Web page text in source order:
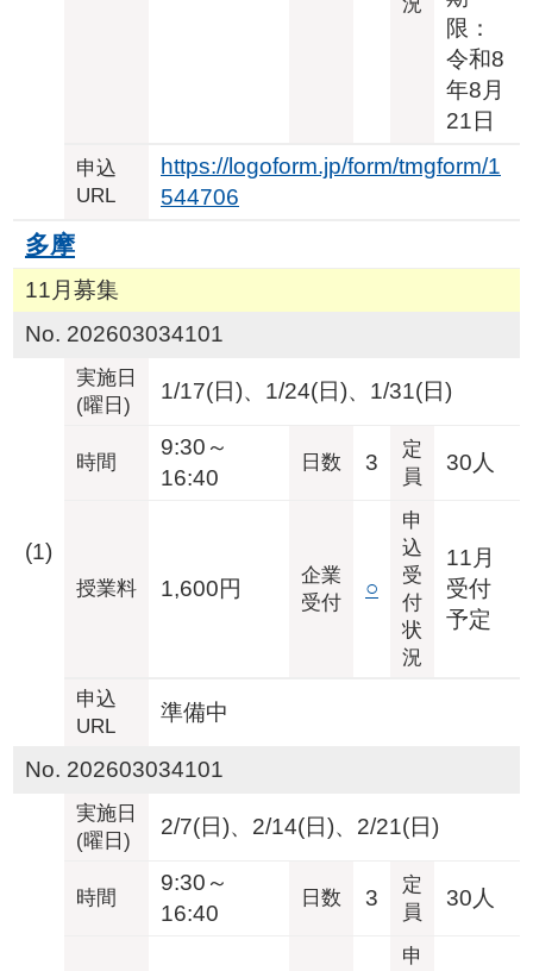
限：
令和8
年8月
21日
申込
URL
https://logoform.jp/form/tmgform/1
544706
多摩
11月募集
No. 202603034101
(1)
実施日
(曜日)
1/17(日)、1/24(日)、1/31(日)
時間
9:30～
16:40
日数 3
定
員
30人
授業料 1,600円
企業
受付
○
申
込
受
付
状
況
11月
受付
予定
申込
URL
準備中
No. 202603034101
実施日
(曜日)
2/7(日)、2/14(日)、2/21(日)
時間
9:30～
16:40
日数 3
定
員
30人
申